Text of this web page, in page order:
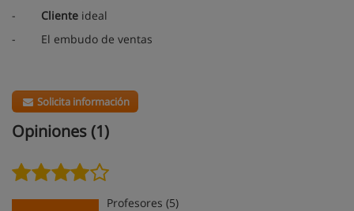
-
Cliente ideal
-
El embudo de ventas
Solicita información
Opiniones (1)
Profesores (5)